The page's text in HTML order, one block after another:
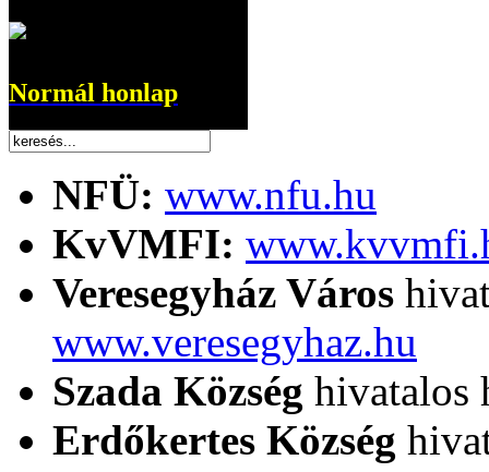
Normál honlap
NFÜ: www.nfu.hu
KvVMFI:
Veresegyház Város
www.veresegyhaz.hu
Szada Község hivatalos
Erdőkertes Község